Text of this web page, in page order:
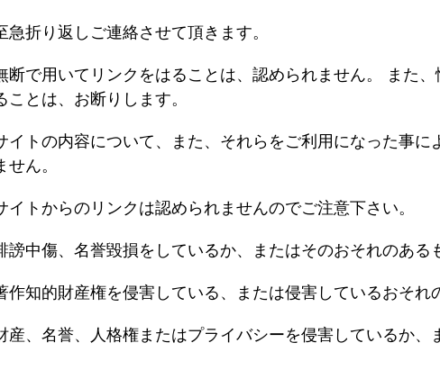
折り返しご連絡させて頂きます。
断で用いてリンクをはることは、認められません。 また
とは、お断りします。
イトの内容について、また、それらをご利用になった事に
ん。
イトからのリンクは認められませんのでご注意下さい。
謗中傷、名誉毀損をしているか、またはそのおそれのある
作知的財産権を侵害している、または侵害しているおそれ
産、名誉、人格権またはプライバシーを侵害しているか、